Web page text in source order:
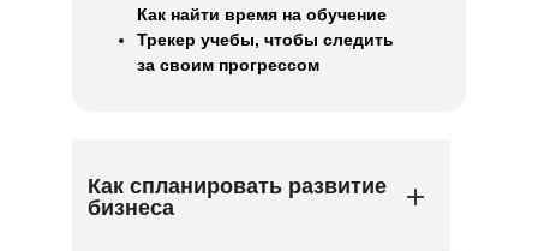
Как найти время на обучение
Трекер учебы, чтобы следить
за своим прогрессом
Как спланировать развитие
бизнеса